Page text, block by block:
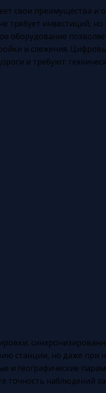
свои преимущества и
требует инвестиций,
оборудование
и слежения.
и требуют
станции, но даже при
и географические
точность наблюдений